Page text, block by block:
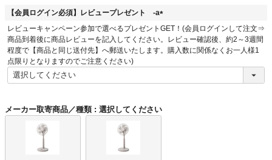
【会員ログイン必須】レビュープレゼント -a
(
須
レビューキャンペーン参加で選べるプレゼントGET！(会員ログインして注文⇒
商品到着後に商品レビューを記入してください。レビュー確認後、約2～3週間
程度で【商品と同じ送付先】へ郵送いたします。購入数に関係なくお一人様1
点限りとなりますのでご注意ください)
メーカー取寄商品／種類 選択してください